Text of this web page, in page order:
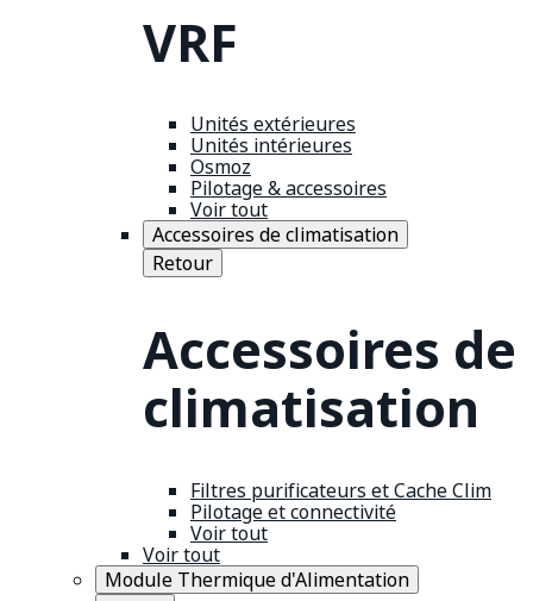
VRF
Unités extérieures
Unités intérieures
Osmoz
Pilotage & accessoires
Voir tout
Accessoires de climatisation
Retour
Accessoires de
climatisation
Filtres purificateurs et Cache Clim
Pilotage et connectivité
Voir tout
Voir tout
Module Thermique d'Alimentation